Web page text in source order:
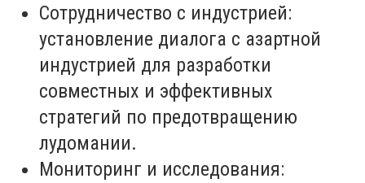
Сотрудничество с индустрией:
установление диалога с азартной
индустрией для разработки
совместных и эффективных
стратегий по предотвращению
лудомании.
Мониторинг и исследования: